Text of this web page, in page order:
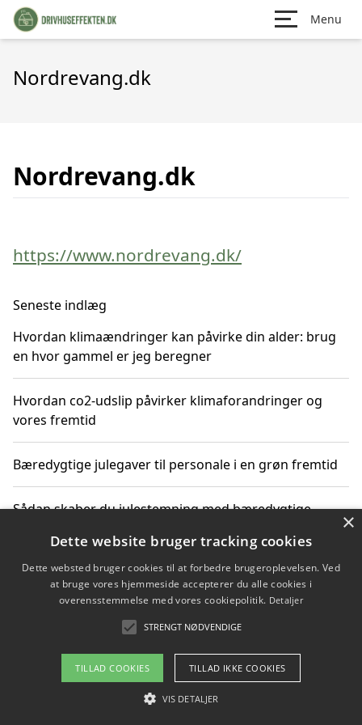
Menu
Nordrevang.dk
Nordrevang.dk
https://www.nordrevang.dk/
Seneste indlæg
Hvordan klimaændringer kan påvirke din alder: brug
en hvor gammel er jeg beregner
Hvordan co2-udslip påvirker klimaforandringer og
vores fremtid
Bæredygtige julegaver til personale i en grøn fremtid
Sådan skaber du julestemning med bæredygtige
Sådan skaber du et bæredygtigt hjem med familien i
Copyright 2026 - Pilanto Aps
Om / kontakt
×
Dette website bruger tracking cookies
Dette websted bruger cookies til at forbedre brugeroplevelsen. Ved
at bruge vores hjemmeside accepterer du alle cookies i
overensstemmelse med vores cookiepolitik. Detaljer
STRENGT NØDVENDIGE
TILLAD COOKIES TILLAD IKKE COOKIES
VIS DETALJER